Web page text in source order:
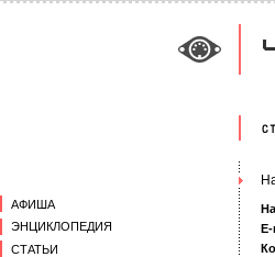
АФИША
ЭНЦИКЛОПЕДИЯ
СТАТЬИ